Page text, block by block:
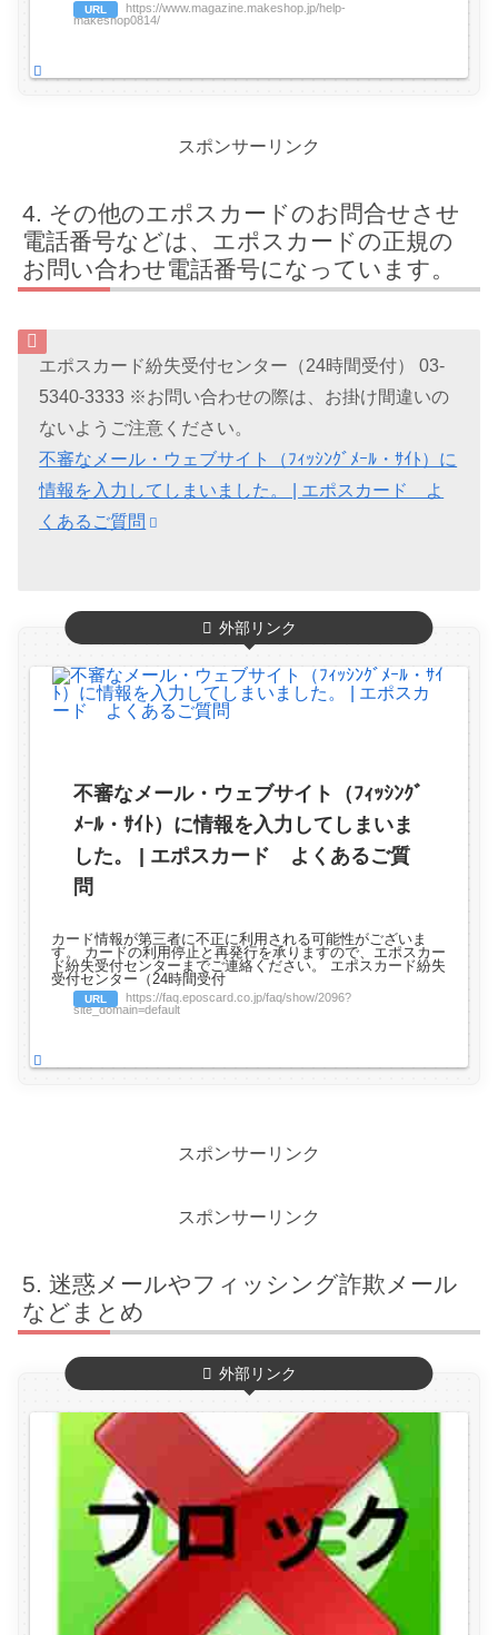
URL
https://www.magazine.makeshop.jp/help-
makeshop0814/
スポンサーリンク
その他のエポスカードのお問合せさせ
電話番号などは、エポスカードの正規の
お問い合わせ電話番号になっています。
エポスカード紛失受付センター（24時間受付） 03-
5340-3333 ※お問い合わせの際は、お掛け間違いの
ないようご注意ください。
不審なメール・ウェブサイト（ﾌｨｯｼﾝｸﾞﾒｰﾙ・ｻｲﾄ）に
情報を入力してしまいました。 | エポスカード よ
くあるご質問
外部リンク
不審なメール・ウェブサイト（ﾌｨｯｼﾝｸﾞ
ﾒｰﾙ・ｻｲﾄ）に情報を入力してしまいま
した。 | エポスカード よくあるご質
問
カード情報が第三者に不正に利用される可能性がございま
す。 カードの利用停止と再発行を承りますので、エポスカー
ド紛失受付センターまでご連絡ください。 エポスカード紛失
受付センター（24時間受付
URL
https://faq.eposcard.co.jp/faq/show/2096?
site_domain=default
スポンサーリンク
スポンサーリンク
迷惑メールやフィッシング詐欺メール
などまとめ
外部リンク